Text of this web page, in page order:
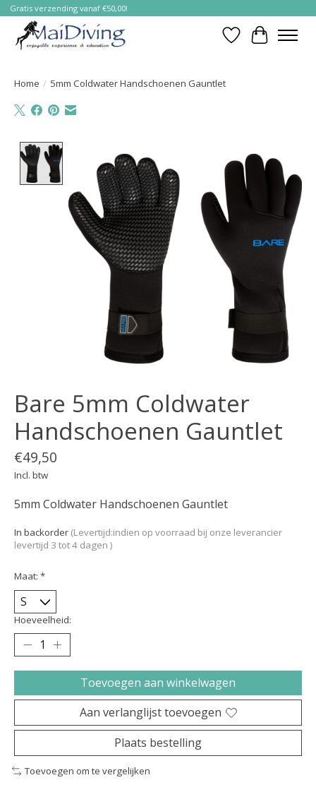
Gratis verzending vanaf €50,00!
Verlanglijst
Home / 5mm Coldwater Handschoenen Gauntlet
Bare 5mm Coldwater
Handschoenen Gauntlet
€49,50
Incl. btw
5mm Coldwater Handschoenen Gauntlet
In backorder (Levertijd:indien op voorraad bij onze leverancier
levertijd 3 tot 4 dagen )
Maat: *
Hoeveelheid:
Toevoegen aan winkelwagen
Aan verlanglijst toevoegen
Plaats bestelling
Toevoegen om te vergelijken